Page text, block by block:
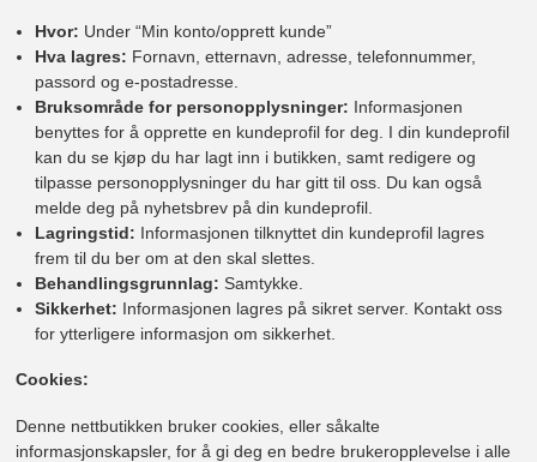
Hvor: Under “Min konto/opprett kunde”
Hva lagres: Fornavn, etternavn, adresse, telefonnummer,
passord og e-postadresse.
Bruksområde for personopplysninger: Informasjonen
benyttes for å opprette en kundeprofil for deg. I din kundeprofil
kan du se kjøp du har lagt inn i butikken, samt redigere og
tilpasse personopplysninger du har gitt til oss. Du kan også
melde deg på nyhetsbrev på din kundeprofil.
Lagringstid: Informasjonen tilknyttet din kundeprofil lagres
frem til du ber om at den skal slettes.
Behandlingsgrunnlag: Samtykke.
Sikkerhet: Informasjonen lagres på sikret server. Kontakt oss
for ytterligere informasjon om sikkerhet.
Cookies:
Denne nettbutikken bruker cookies, eller såkalte
informasjonskapsler, for å gi deg en bedre brukeropplevelse i alle